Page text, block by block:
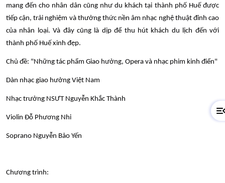
mang đến cho nhân dân cũng như du khách tại thành phố Huế được
tiếp cận, trải nghiệm và thưởng thức nền âm nhạc nghệ thuật đỉnh cao
của nhân loại. Và đây cũng là dịp để thu hút khách du lịch đến với
thành phố Huế xinh đẹp.
Chủ đề: "Những tác phẩm Giao hưởng, Opera và nhạc phim kinh điển"
Dàn nhạc giao hưởng Việt Nam
Nhạc trưởng NSƯT Nguyễn Khắc Thành
Violin Đỗ Phương Nhi
Soprano Nguyễn Bảo Yến
Chương trình: